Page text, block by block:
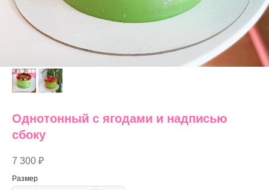
Однотонный с ягодами и надписью
сбоку
7 300 ₽
Размер